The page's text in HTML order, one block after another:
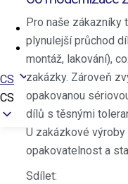
Novinky
Kontakt
CS
CS
Pro naše zákazníky
plynulejší průchod
montáž, lakování),
zakázky. Zároveň
opakovanou
dílů s těsnými
U zakázkové výroby
opakovatelnost a
Sdílet: